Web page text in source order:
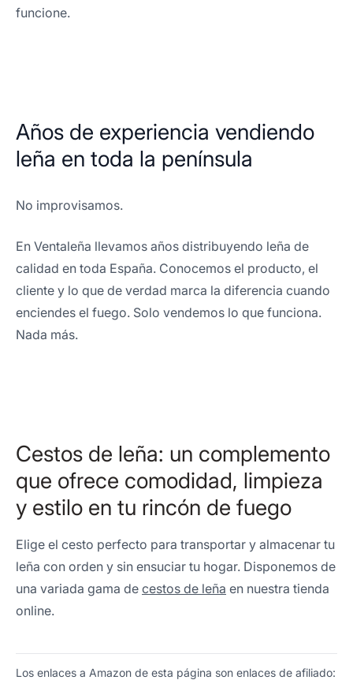
funcione.
Años de experiencia vendiendo
leña en toda la península
No improvisamos.
En Ventaleña llevamos años distribuyendo leña de
calidad en toda España. Conocemos el producto, el
cliente y lo que de verdad marca la diferencia cuando
enciendes el fuego. Solo vendemos lo que funciona.
Nada más.
Cestos de leña: un complemento
que ofrece comodidad, limpieza
y estilo en tu rincón de fuego
Elige el cesto perfecto para transportar y almacenar tu
leña con orden y sin ensuciar tu hogar. Disponemos de
una variada gama de cestos de leña en nuestra tienda
online.
Los enlaces a Amazon de esta página son enlaces de afiliado: